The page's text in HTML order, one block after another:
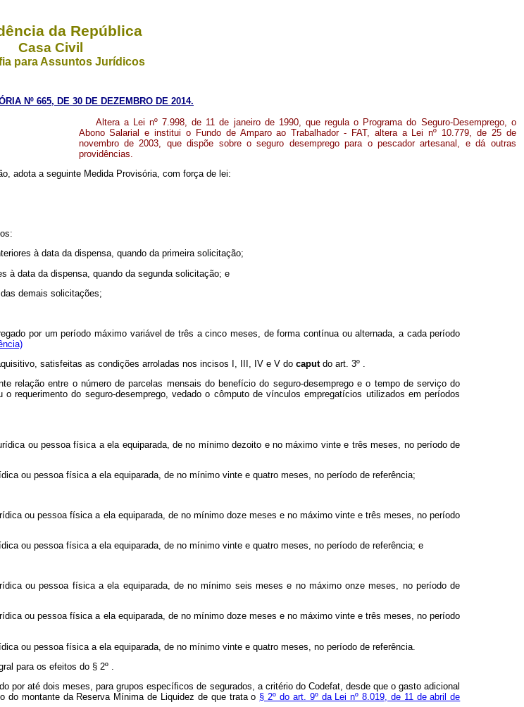
da República
Casa Civil
para Assuntos Jurídicos
Nº 665, DE 30 DE DEZEMBRO DE 2014.
Altera a Lei nº 7.998, de 11 de janeiro de 1990, que regula o Programa do Seguro-Desemprego, o
Abono Salarial e institui o Fundo de Amparo ao Trabalhador - FAT, altera a Lei nº 10.779, de 25 de
novembro de 2003, que dispõe sobre o seguro desemprego para o pescador artesanal, e dá outras
providências.
adota a seguinte Medida Provisória, com força de lei:
à data da dispensa, quando da primeira solicitação;
à data da dispensa, quando da segunda solicitação; e
demais solicitações;
por um período máximo variável de três a cinco meses, de forma contínua ou alternada, a cada período
satisfeitas as condições arroladas nos incisos I, III, IV e V do caput do art. 3º .
relação entre o número de parcelas mensais do benefício do seguro-desemprego e o tempo de serviço do
requerimento do seguro-desemprego, vedado o cômputo de vínculos empregatícios utilizados em períodos
ou pessoa física a ela equiparada, de no mínimo dezoito e no máximo vinte e três meses, no período de
ou pessoa física a ela equiparada, de no mínimo vinte e quatro meses, no período de referência;
ou pessoa física a ela equiparada, de no mínimo doze meses e no máximo vinte e três meses, no período
ou pessoa física a ela equiparada, de no mínimo vinte e quatro meses, no período de referência; e
ou pessoa física a ela equiparada, de no mínimo seis meses e no máximo onze meses, no período de
ou pessoa física a ela equiparada, de no mínimo doze meses e no máximo vinte e três meses, no período
ou pessoa física a ela equiparada, de no mínimo vinte e quatro meses, no período de referência.
para os efeitos do § 2º .
por até dois meses, para grupos específicos de segurados, a critério do Codefat, desde que o gasto adicional
do montante da Reserva Mínima de Liquidez de que trata o § 2º do art. 9º da Lei nº 8.019, de 11 de abril de